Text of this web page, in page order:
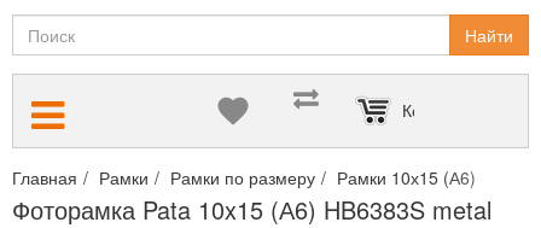
Найти
Корзина пуста
Главная Рамки Рамки по размеру Рамки 10х15 (А6)
Фоторамка Pata 10x15 (А6) HB6383S metal